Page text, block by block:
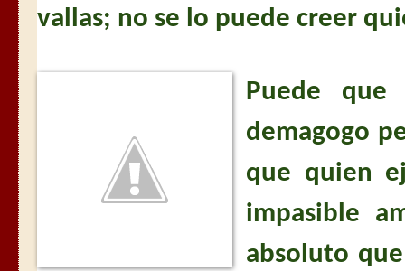
vallas; no se lo puede creer
Puede que
demagogo
que quien
impasible
absoluto